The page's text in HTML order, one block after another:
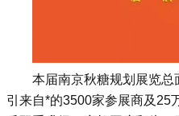
本届南京秋糖规划展览总
引来自*的3500家参展商及25